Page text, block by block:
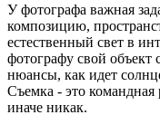
У фотографа важная
композицию,
естественный свет в
фотографу свой объект
нюансы, как идет
Съемка - это командная
иначе никак.